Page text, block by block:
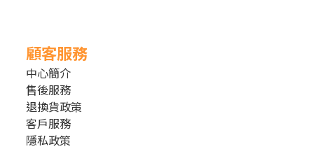
顧客服務
中心簡介
售後服務
退換貨政策
客戶服務
隱私政策